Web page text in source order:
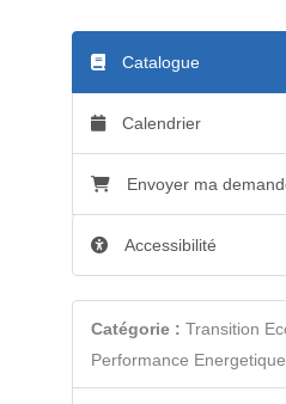
Catalogue
Calendrier
Envoyer ma
Accessibilité
Catégorie : Transition
Performance Energetique